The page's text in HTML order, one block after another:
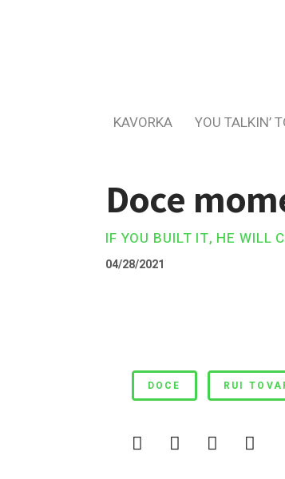
KAVORKA YOU TALKIN’
Doce
IF YOU BUILT IT, HE WILL
04/28/2021
Doce momentum
DOCE RUI